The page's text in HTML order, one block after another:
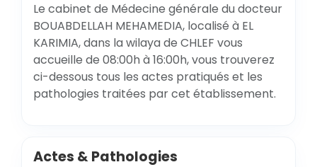
Le cabinet de Médecine générale du docteur
BOUABDELLAH MEHAMEDIA, localisé à EL
KARIMIA, dans la wilaya de CHLEF vous
accueille de 08:00h à 16:00h, vous trouverez
ci-dessous tous les actes pratiqués et les
pathologies traitées par cet établissement.
Actes & Pathologies